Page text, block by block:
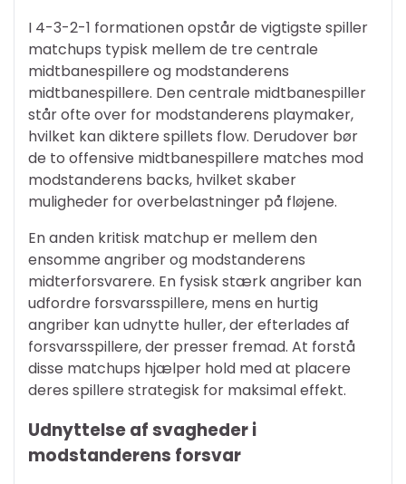
I 4-3-2-1 formationen opstår de vigtigste spiller
matchups typisk mellem de tre centrale
midtbanespillere og modstanderens
midtbanespillere. Den centrale midtbanespiller
står ofte over for modstanderens playmaker,
hvilket kan diktere spillets flow. Derudover bør
de to offensive midtbanespillere matches mod
modstanderens backs, hvilket skaber
muligheder for overbelastninger på fløjene.
En anden kritisk matchup er mellem den
ensomme angriber og modstanderens
midterforsvarere. En fysisk stærk angriber kan
udfordre forsvarsspillere, mens en hurtig
angriber kan udnytte huller, der efterlades af
forsvarsspillere, der presser fremad. At forstå
disse matchups hjælper hold med at placere
deres spillere strategisk for maksimal effekt.
Udnyttelse af svagheder i
modstanderens forsvar